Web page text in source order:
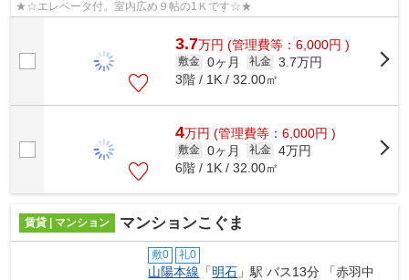
★☆エレベータ付。室内広め９帖の1Ｋです☆★
3.7万円 (管理費等：6,000円 )
敷金 0ヶ月 礼金 3.7万円
3階 / 1K / 32.00㎡
4万円 (管理費等：6,000円 )
敷金 0ヶ月 礼金 4万円
6階 / 1K / 32.00㎡
賃貸 | マンション マンションこぐま
敷0 礼0
山陽本線 「明石 」駅 バス13分 「赤羽中